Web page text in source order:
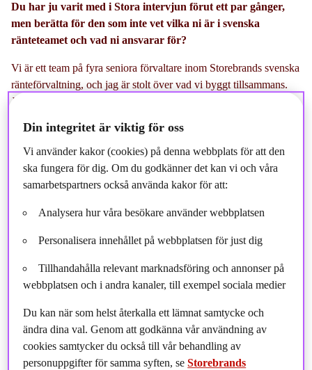
Du har ju varit med i Stora intervjun förut ett par gånger,
men berätta för den som inte vet vilka ni är i svenska
ränteteamet och vad ni ansvarar för?
Vi är ett team på fyra seniora förvaltare inom Storebrands svenska
ränteförvaltning, och jag är stolt över vad vi byggt tillsammans.
Jag leder teamet, men resultaten är verkligen ett kollektivt arbete,
faktiskt gör oss bra.
Johan Hedengren ansvarar för den längre
obligationsförvaltningen, Susanna Kaas von Mentzer driver
bolag, och Stefan Wigstrand är vår kreditspecialist med
räntespektrumet och det är just den bredden som gör att vi kan
hantera olika marknadsregimer utan att behöva kompromissa.
Det som jag tycker verkligen kännetecknar oss är att vi aldrig
slutar ifrågasätta vad som faktiskt är inprisat i marknaden. Vi
väger ständigt makrobilden mot prissättningen, och vi vill hålla
disciplinen även när omvärlden är som mest stökig. Det är lättare
sagt än gjort, men jag tycker vi har visat att vi klarar det.
Din integritet är viktig för oss
Vi använder kakor (cookies) på denna webbplats för att den
ska fungera för dig. Om du godkänner det kan vi och våra
samarbetspartners också använda kakor för att:
Analysera hur våra besökare använder webbplatsen
Personalisera innehållet på webbplatsen för just dig
Tillhandahålla relevant marknadsföring och annonser på
webbplatsen och i andra kanaler, till exempel sociala medier
Du kan när som helst återkalla ett lämnat samtycke och
ändra dina val. Genom att godkänna vår användning av
cookies samtycker du också till vår behandling av
personuppgifter för samma syften, seStorebrands